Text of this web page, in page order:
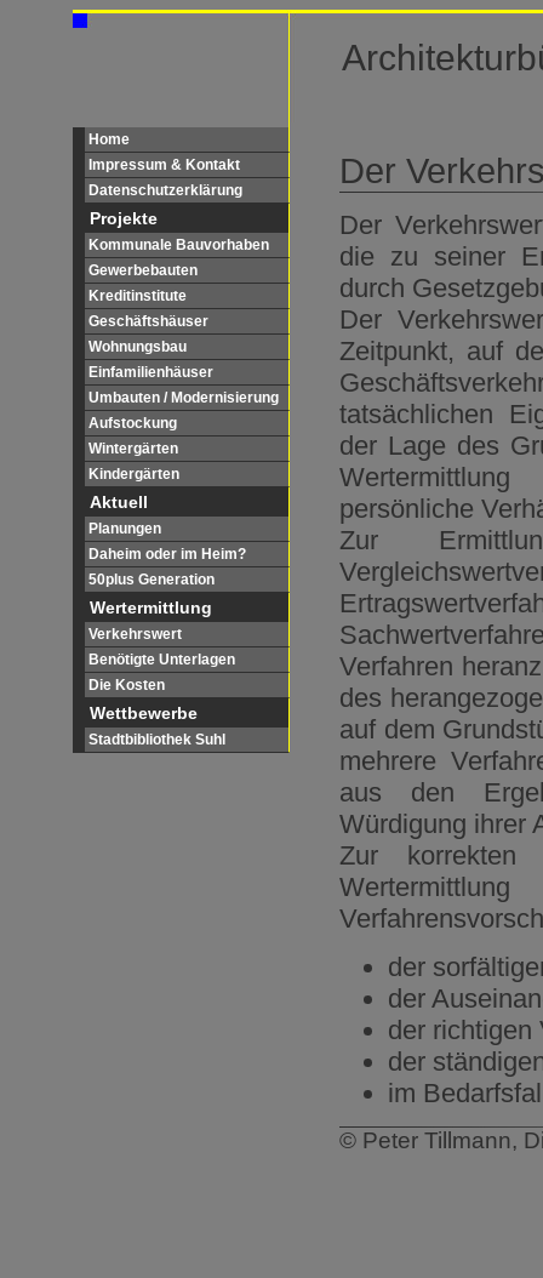
Home
Impressum & Kontakt
Datenschutzerklärung
Projekte
Kommunale Bauvorhaben
Gewerbebauten
Kreditinstitute
Geschäftshäuser
Wohnungsbau
Einfamilienhäuser
Umbauten / Modernisierung
Aufstockung
Wintergärten
Kindergärten
Aktuell
Planungen
Daheim oder im Heim?
50plus Generation
Wertermittlung
Verkehrswert
Benötigte Unterlagen
Die Kosten
Wettbewerbe
Stadtbibliothek Suhl
Der
Der
die zu seiner
durch
Der
Zeitpunkt, auf
tatsächlichen
der Lage des
persönliche
Zur
Verfahren
des
auf dem
mehrere
aus den
Würdigung ihrer
Zur korrekten
der
der
der richtigen
der
im
© Peter Tillmann,